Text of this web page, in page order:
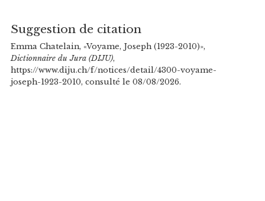
Suggestion de citation
Emma Chatelain, «Voyame, Joseph (1923-2010)»,
Dictionnaire du Jura (DIJU),
https://www.diju.ch/f/notices/detail/4300-voyame-
joseph-1923-2010, consulté le 08/08/2026.